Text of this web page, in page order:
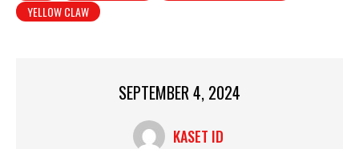
YELLOW CLAW
SEPTEMBER 4, 2024
KASET ID